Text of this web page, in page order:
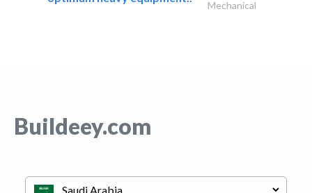
Mechanical
Buildeey.com